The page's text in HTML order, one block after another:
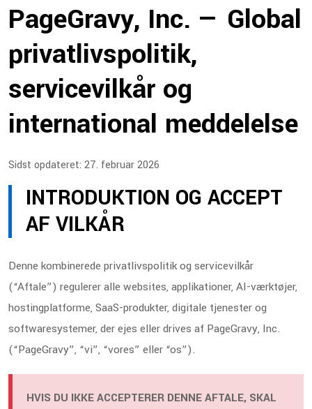
PageGravy, Inc. — Global
privatlivspolitik,
servicevilkår og
international meddelelse
Sidst opdateret: 27. februar 2026
INTRODUKTION OG ACCEPT
AF VILKÅR
Denne kombinerede privatlivspolitik og servicevilkår
(“Aftale”) regulerer alle websites, applikationer, AI-værktøjer,
hostingplatforme, SaaS-produkter, digitale tjenester og
softwaresystemer, der ejes eller drives af PageGravy, Inc.
(“PageGravy”, “vi”, “vores” eller “os”).
HVIS DU IKKE ACCEPTERER DENNE AFTALE, SKAL